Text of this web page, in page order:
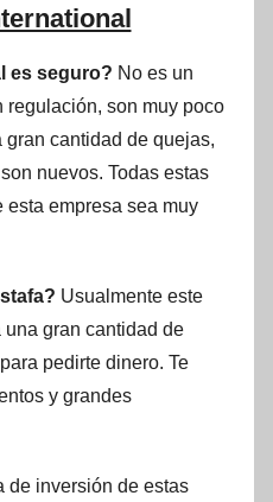
es seguro? No es un
regulación, son muy poco
cantidad de quejas,
nuevos. Todas estas
esta empresa sea muy
Usualmente este
gran cantidad de
pedirte dinero. Te
y grandes
de inversión de estas